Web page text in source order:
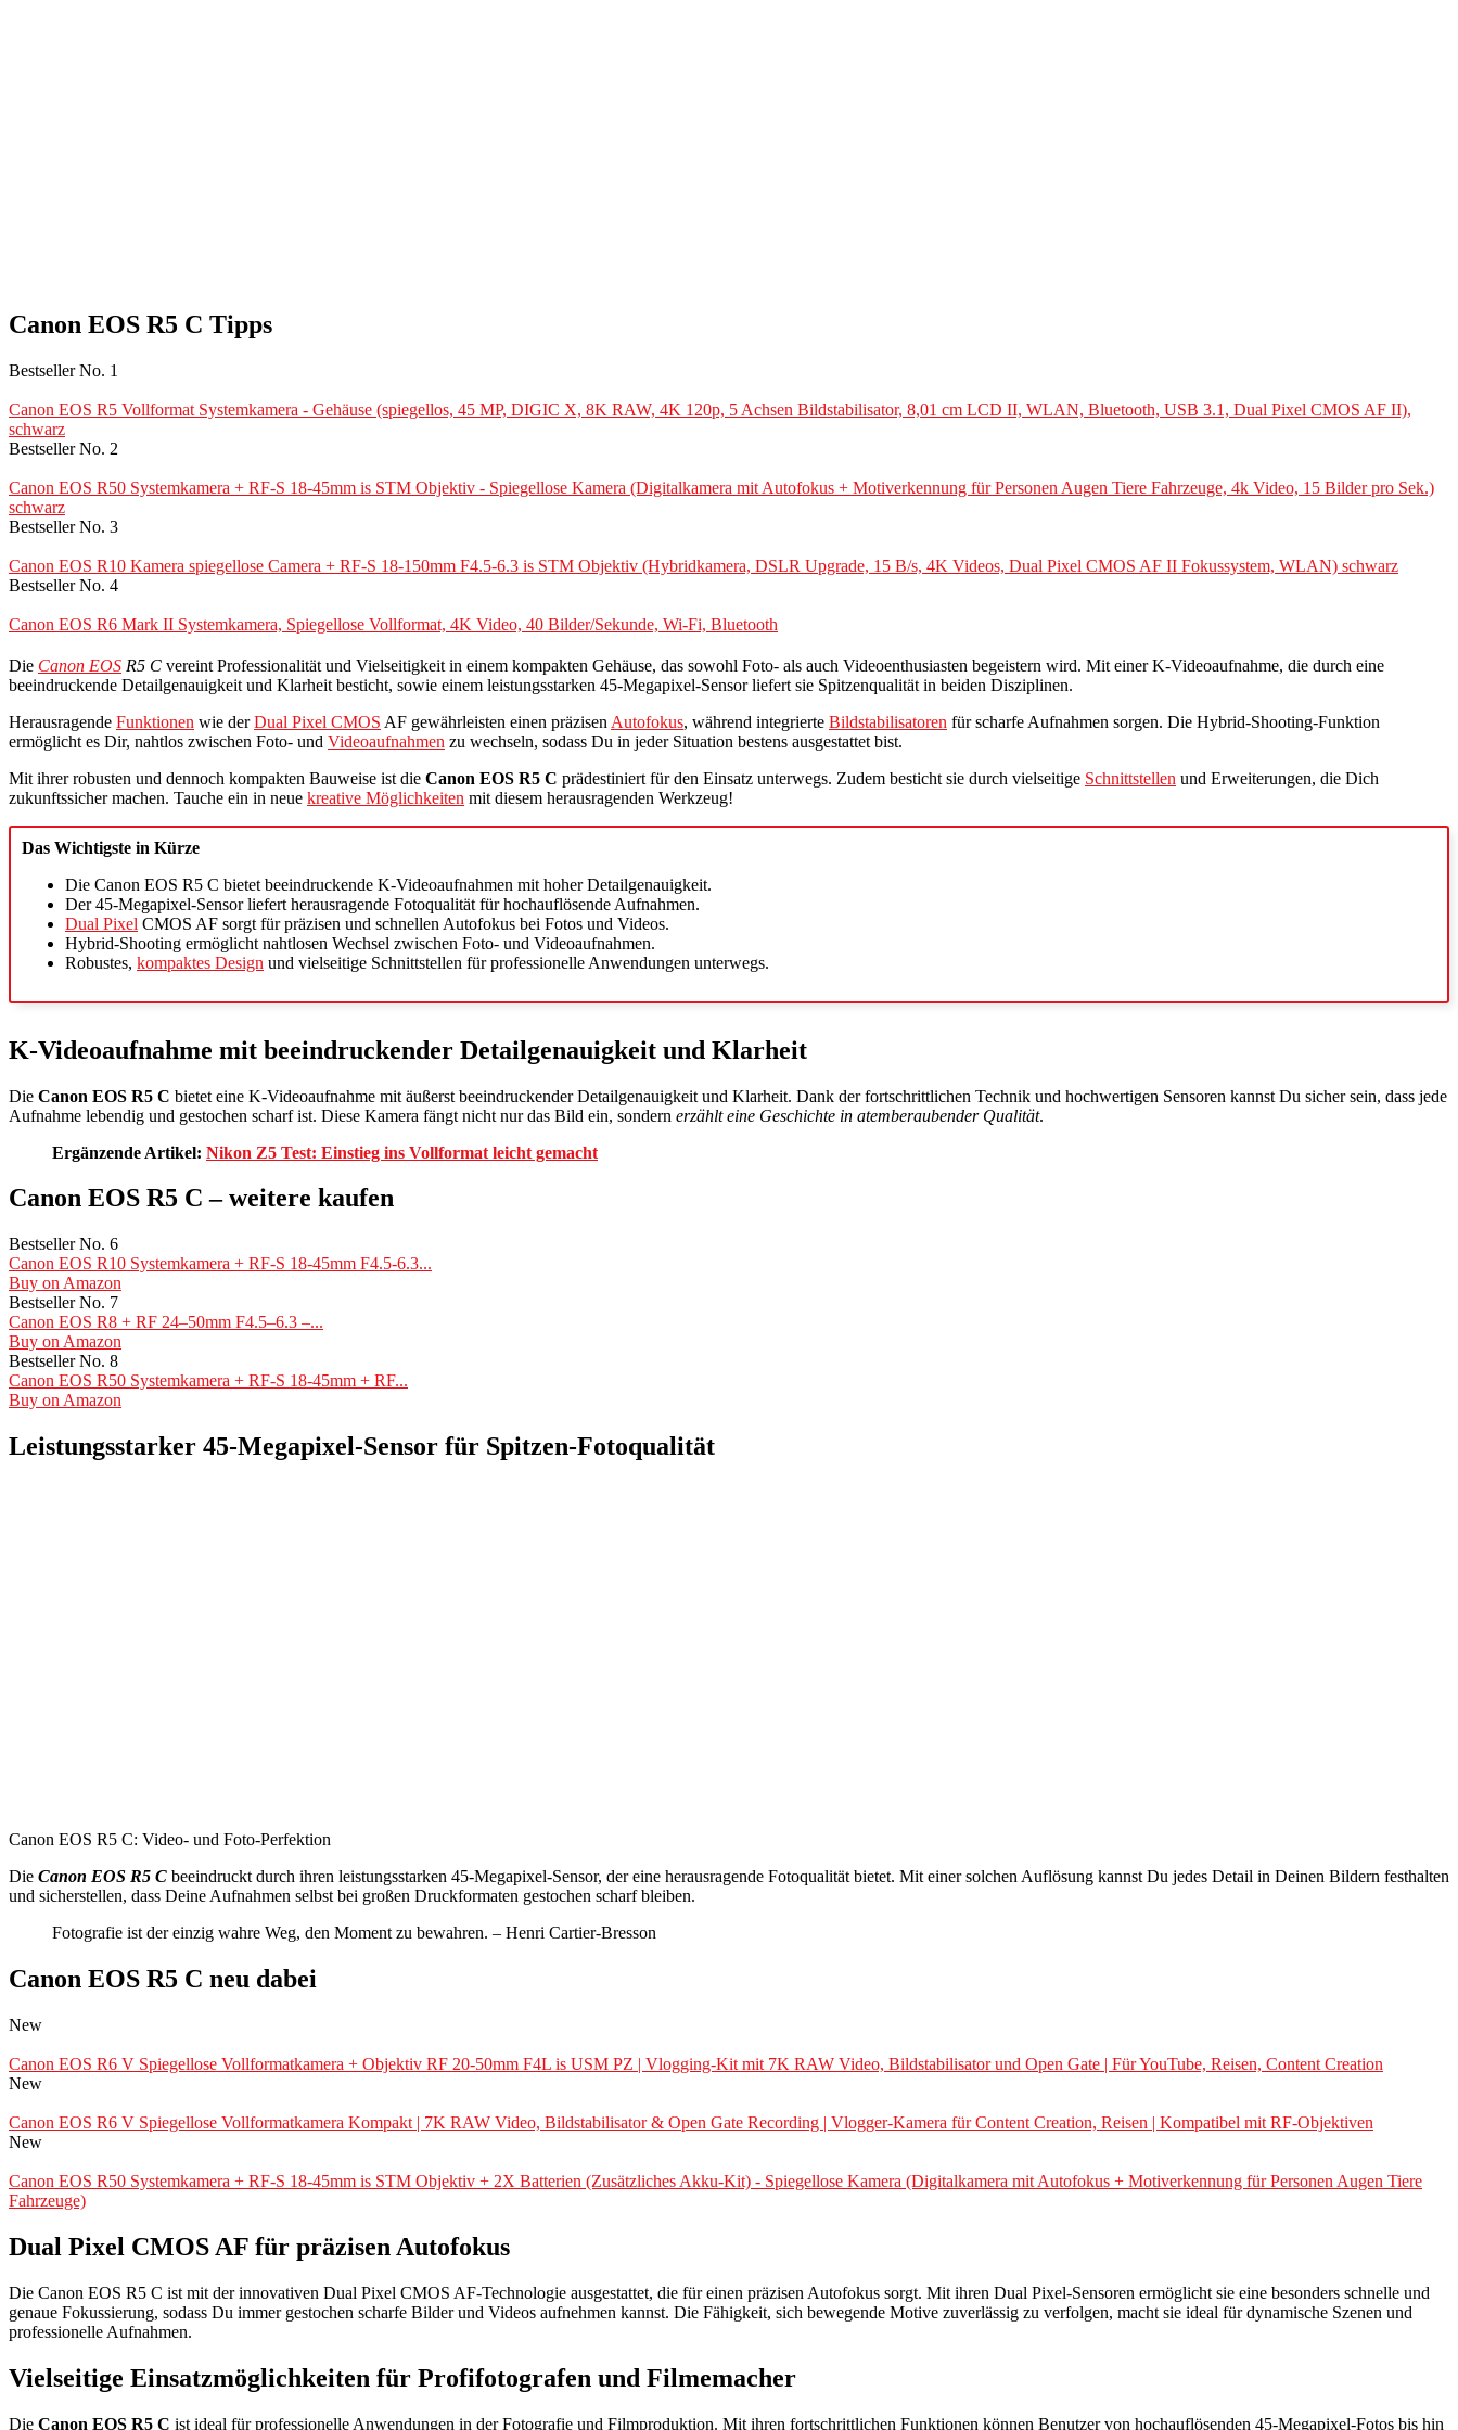
Canon EOS R5 C Tipps
Bestseller No. 1
Canon EOS R5 Vollformat Systemkamera - Gehäuse (spiegellos, 45 MP, DIGIC X, 8K RAW, 4K 120p, 5 Achsen Bildstabilisator, 8,01 cm LCD II, WLAN, Bluetooth, USB 3.1, Dual Pixel CMOS AF II),
schwarz
Bestseller No. 2
Canon EOS R50 Systemkamera + RF-S 18-45mm is STM Objektiv - Spiegellose Kamera (Digitalkamera mit Autofokus + Motiverkennung für Personen Augen Tiere Fahrzeuge, 4k Video, 15 Bilder pro Sek.)
schwarz
Bestseller No. 3
Canon EOS R10 Kamera spiegellose Camera + RF-S 18-150mm F4.5-6.3 is STM Objektiv (Hybridkamera, DSLR Upgrade, 15 B/s, 4K Videos, Dual Pixel CMOS AF II Fokussystem, WLAN) schwarz
Bestseller No. 4
Canon EOS R6 Mark II Systemkamera, Spiegellose Vollformat, 4K Video, 40 Bilder/Sekunde, Wi-Fi, Bluetooth
Die Canon EOS R5 C vereint Professionalität und Vielseitigkeit in einem kompakten Gehäuse, das sowohl Foto- als auch Videoenthusiasten begeistern wird. Mit einer K-Videoaufnahme, die durch eine
beeindruckende Detailgenauigkeit und Klarheit besticht, sowie einem leistungsstarken 45-Megapixel-Sensor liefert sie Spitzenqualität in beiden Disziplinen.
Herausragende Funktionen wie derDual Pixel CMOS AF gewährleisten einen präzisen Autofokus, während integrierte Bildstabilisatoren für scharfe Aufnahmen sorgen. Die Hybrid-Shooting-Funktion
ermöglicht es Dir, nahtlos zwischen Foto- und Videoaufnahmen zu wechseln, sodass Du in jeder Situation bestens ausgestattet bist.
Mit ihrer robusten und dennoch kompakten Bauweise ist die Canon EOS R5 C prädestiniert für den Einsatz unterwegs. Zudem besticht sie durch vielseitige Schnittstellen und Erweiterungen, die Dich
zukunftssicher machen. Tauche ein in neue kreative Möglichkeiten mit diesem herausragenden Werkzeug!
Das Wichtigste in Kürze
Die Canon EOS R5 C bietet beeindruckende K-Videoaufnahmen mit hoher Detailgenauigkeit.
Der 45-Megapixel-Sensor liefert herausragende Fotoqualität für hochauflösende Aufnahmen.
Dual Pixel CMOS AF sorgt für präzisen und schnellen Autofokus bei Fotos und Videos.
Hybrid-Shooting ermöglicht nahtlosen Wechsel zwischen Foto- und Videoaufnahmen.
Robustes, kompaktes Design und vielseitige Schnittstellen für professionelle Anwendungen unterwegs.
K-Videoaufnahme mit beeindruckender Detailgenauigkeit und Klarheit
Die Canon EOS R5 C bietet eine K-Videoaufnahme mit äußerst beeindruckender Detailgenauigkeit und Klarheit. Dank der fortschrittlichen Technik und hochwertigen Sensoren kannst Du sicher sein, dass jede
Aufnahme lebendig und gestochen scharf ist. Diese Kamera fängt nicht nur das Bild ein, sondern erzählt eine Geschichte in atemberaubender Qualität.
Ergänzende Artikel: Nikon Z5 Test: Einstieg ins Vollformat leicht gemacht
Canon EOS R5 C – weitere kaufen
Bestseller No. 6
Canon EOS R10 Systemkamera + RF-S 18-45mm F4.5-6.3...
Buy on Amazon
Bestseller No. 7
Canon EOS R8 + RF 24–50mm F4.5–6.3 –...
Buy on Amazon
Bestseller No. 8
Canon EOS R50 Systemkamera + RF-S 18-45mm + RF...
Buy on Amazon
Leistungsstarker 45-Megapixel-Sensor für Spitzen-Fotoqualität
Canon EOS R5 C: Video- und Foto-Perfektion
Die Canon EOS R5 C beeindruckt durch ihren leistungsstarken 45-Megapixel-Sensor, der eine herausragende Fotoqualität bietet. Mit einer solchen Auflösung kannst Du jedes Detail in Deinen Bildern festhalten
und sicherstellen, dass Deine Aufnahmen selbst bei großen Druckformaten gestochen scharf bleiben.
Fotografie ist der einzig wahre Weg, den Moment zu bewahren. – Henri Cartier-Bresson
Canon EOS R5 C neu dabei
New
Canon EOS R6 V Spiegellose Vollformatkamera + Objektiv RF 20-50mm F4L is USM PZ | Vlogging-Kit mit 7K RAW Video, Bildstabilisator und Open Gate | Für YouTube, Reisen, Content Creation
New
Canon EOS R6 V Spiegellose Vollformatkamera Kompakt | 7K RAW Video, Bildstabilisator & Open Gate Recording | Vlogger-Kamera für Content Creation, Reisen | Kompatibel mit RF-Objektiven
New
Canon EOS R50 Systemkamera + RF-S 18-45mm is STM Objektiv + 2X Batterien (Zusätzliches Akku-Kit) - Spiegellose Kamera (Digitalkamera mit Autofokus + Motiverkennung für Personen Augen Tiere
Fahrzeuge)
Dual Pixel CMOS AF für präzisen Autofokus
Die Canon EOS R5 C ist mit der innovativen Dual Pixel CMOS AF-Technologie ausgestattet, die für einen präzisen Autofokus sorgt. Mit ihren Dual Pixel-Sensoren ermöglicht sie eine besonders schnelle und
genaue Fokussierung, sodass Du immer gestochen scharfe Bilder und Videos aufnehmen kannst. Die Fähigkeit, sich bewegende Motive zuverlässig zu verfolgen, macht sie ideal für dynamische Szenen und
professionelle Aufnahmen.
Vielseitige Einsatzmöglichkeiten für Profifotografen und Filmemacher
Die Canon EOS R5 C ist ideal für professionelle Anwendungen in der Fotografie und Filmproduktion. Mit ihren fortschrittlichen Funktionen können Benutzer von hochauflösenden 45-Megapixel-Fotos bis hin